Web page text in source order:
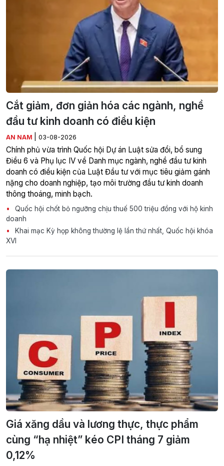
Cắt giảm, đơn giản hóa các ngành, nghề
đầu tư kinh doanh có điều kiện
AN NAM 03-08-2026
Chính phủ vừa trình Quốc hội Dự án Luật sửa đổi, bổ sung
Điều 6 và Phụ lục IV về Danh mục ngành, nghề đầu tư kinh
doanh có điều kiện của Luật Đầu tư với mục tiêu giảm gánh
nặng cho doanh nghiệp, tạo môi trường đầu tư kinh doanh
thông thoáng, minh bạch.
Quốc hội chốt bỏ ngưỡng chịu thuế 500 triệu đồng với hộ kinh
doanh
Khai mạc Kỳ họp không thường lệ lần thứ nhất, Quốc hội khóa
XVI
Giá xăng dầu và lương thực, thực phẩm
cùng “hạ nhiệt” kéo CPI tháng 7 giảm
0,12%